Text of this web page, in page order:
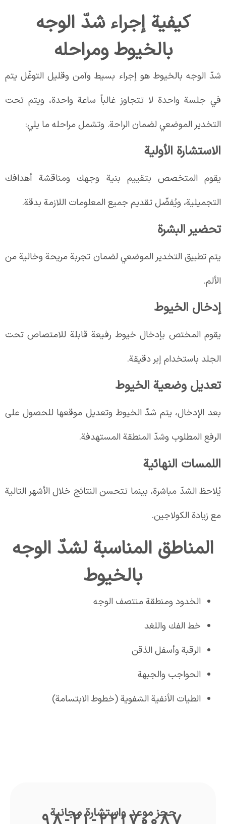
كيفية إجراء شدّ الوجه
بالخيوط ومراحله
شدّ الوجه بالخيوط هو إجراء بسيط وآمن وقليل التوغّل يتم
في جلسة واحدة لا تتجاوز غالباً ساعة واحدة، ويتم تحت
التخدير الموضعي لضمان الراحة. وتشمل مراحله ما يلي:
الاستشارة الأولية
يقوم المتخصص بتقييم بنية وجهك ومناقشة أهدافك
التجميلية، ويُفضّل تقديم جميع المعلومات اللازمة بدقة.
تحضير البشرة
يتم تطبيق التخدير الموضعي لضمان تجربة مريحة وخالية من
الألم.
إدخال الخيوط
يقوم المختص بإدخال خيوط رفيعة قابلة للامتصاص تحت
الجلد باستخدام إبر دقيقة.
تعديل وضعية الخيوط
بعد الإدخال، يتم شدّ الخيوط وتعديل موقعها للحصول على
الرفع المطلوب وشدّ المنطقة المستهدفة.
اللمسات النهائية
يُلاحظ الشدّ مباشرة، بينما تتحسن النتائج خلال الأشهر التالية
مع زيادة الكولاجين.
المناطق المناسبة لشدّ الوجه
بالخيوط
الخدود ومنطقة منتصف الوجه
خط الفك واللغد
الرقبة وأسفل الذقن
الحواجب والجبهة
الطيات الأنفية الشفوية (خطوط الابتسامة)
حجز موعد واستشارة مجانية